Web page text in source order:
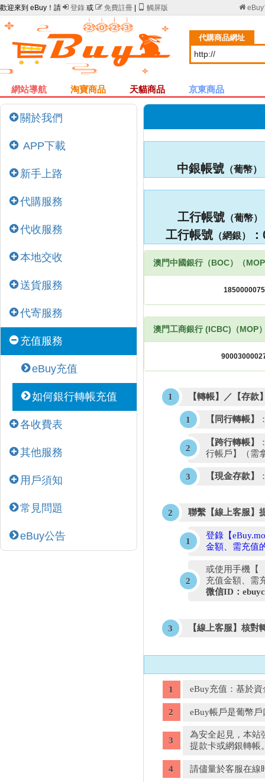
歡迎來到 eBuy！請  登錄 或  免費註冊 觸屏版 eBuy
代購商品網址
網站導航 淘寶商品 天貓商品 京東商品
關於我們
APP下載
新手上路
代購服務
代收服務
本地交收
送貨服務
代寄服務
充值服務
eBuy充值
如何銀行轉帳充值
各收費表
其他服務
用戶須知
常見問題
eBuy公告
中銀帳號 （葡幣）
工行帳號 （葡幣）
工行帳號 （網銀）
澳門中國銀行（BOC）（
澳門工商銀行 (ICBC)（MOP
【轉帳】／【存款
【同行轉帳】
【跨行轉帳】
行帳戶】（需
【現金存款】
聯繫【線上客服】
登錄【
金額、需充值
或使用手機【
充值金額、需
微信ID：
【線上客服】核
eBuy充值：基於
eBuy帳戶是葡幣
為安全起見，本站
提款卡或網銀轉帳
請儘量於客服在線